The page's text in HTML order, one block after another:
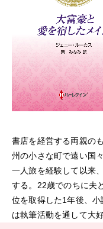
書店を経営する両親の
州の小さな町で遠い国
一人旅を経験して以来
する。22歳でのちに夫
位を取得した1年後、
は執筆活動を通して大